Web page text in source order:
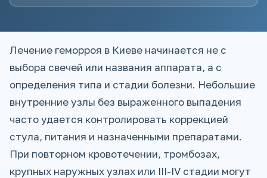
Лечение геморроя в Киеве начинается не с
выбора свечей или названия аппарата, а с
определения типа и стадии болезни. Небольшие
внутренние узлы без выраженного выпадения
часто удается контролировать коррекцией
стула, питания и назначенными препаратами.
При повторном кровотечении, тромбозах,
крупных наружных узлах или III-IV стадии могут